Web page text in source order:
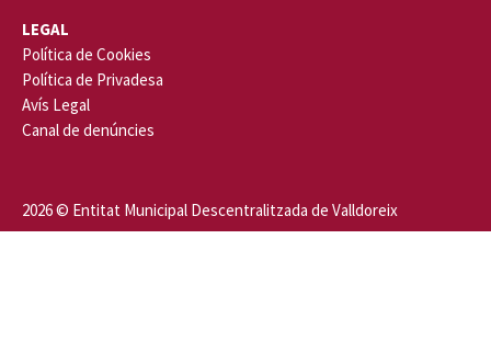
LEGAL
Política de Cookies
Política de Privadesa
Avís Legal
Canal de denúncies